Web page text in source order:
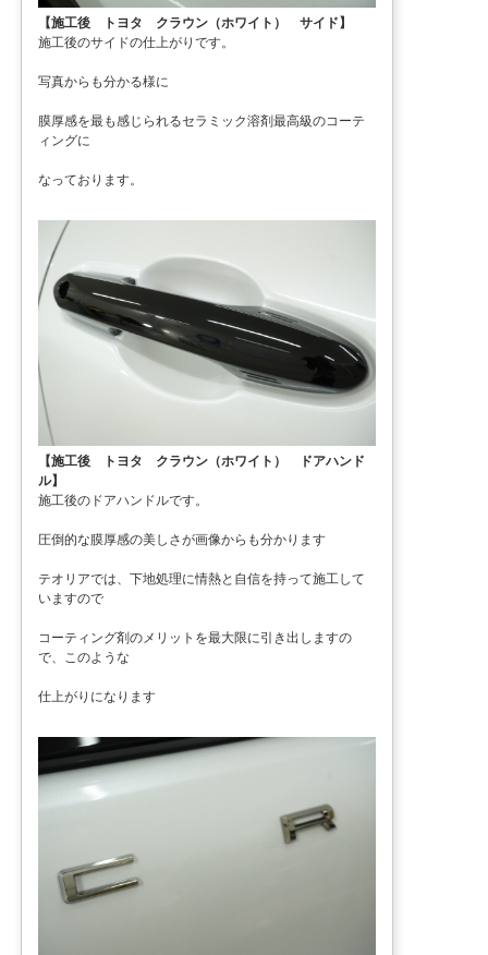
【施工後 トヨタ クラウン（ホワイト） サイド】
施工後のサイドの仕上がりです。
写真からも分かる様に
膜厚感を最も感じられるセラミック溶剤最高級のコーテ
ィングに
なっております。
【施工後 トヨタ クラウン（ホワイト） ドアハンド
ル】
施工後のドアハンドルです。
圧倒的な膜厚感の美しさが画像からも分かります
テオリアでは、下地処理に情熱と自信を持って施工して
いますので
コーティング剤のメリットを最大限に引き出しますの
で、このような
仕上がりになります